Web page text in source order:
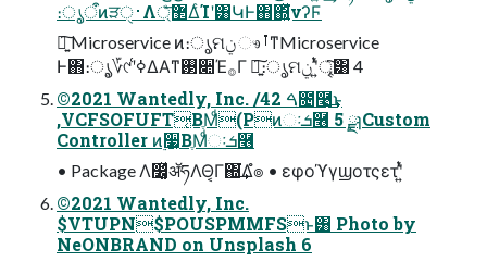
։ൃऀͷੜ࢈ੑΛ޲্ͤ͞ΔͨΊʹ͸ԿͰ΋΍͍ͬͯ͘νʔϜ
৽͍͠ Microservice ͷ։ൃମݧ ෳࡶͳMicroservice
Ͱ΋։ൃ͕؆୯ʹߦ͑ΔΑ͏ͳ࢓૊Έ࡞Γ ৽͍͠։ൃମݧ ʹ͍ͭͯৄ͘͠͸ 4
©2021 Wantedly, Inc. /42 ࠓ೔࿩͢͜ͱ
,VCFSOFUFT͔ΒֶΜͩ(Pͷઃܭ࿦ 5 ࣮ྫɿCustom
Controller ͷ࣮૷͔ΒֶΜͩઃܭ࿦
• Package Λ෼͚ͯॲཧΛΘ͔Γ΍͘͢͢Δํ๏ • εφοϓγϣοτςετʹ͍ͭͯ
©2021 Wantedly, Inc.
$VTUPN$POUSPMMFSͱ͸ Photo by
NeONBRAND on Unsplash 6